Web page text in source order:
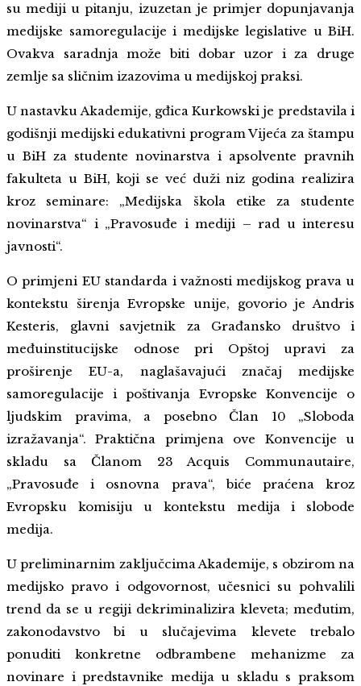
su mediji u pitanju, izuzetan je primjer dopunjavanja
medijske samoregulacije i medijske legislative u BiH.
Ovakva saradnja može biti dobar uzor i za druge
zemlje sa sličnim izazovima u medijskoj praksi.
U nastavku Akademije, gđica Kurkowski je predstavila i
godišnji medijski edukativni program Vijeća za štampu
u BiH za studente novinarstva i apsolvente pravnih
fakulteta u BiH, koji se već duži niz godina realizira
kroz seminare: „Medijska škola etike za studente
novinarstva“ i „Pravosuđe i mediji – rad u interesu
javnosti“.
O primjeni EU standarda i važnosti medijskog prava u
kontekstu širenja Evropske unije, govorio je Andris
Kesteris, glavni savjetnik za Građansko društvo i
međuinstitucijske odnose pri Opštoj upravi za
proširenje EU-a, naglašavajući značaj medijske
samoregulacije i poštivanja Evropske Konvencije o
ljudskim pravima, a posebno Član 10 „Sloboda
izražavanja“. Praktična primjena ove Konvencije u
skladu sa Članom 23 Acquis Communautaire,
„Pravosuđe i osnovna prava“, biće praćena kroz
Evropsku komisiju u kontekstu medija i slobode
medija.
U preliminarnim zaključcima Akademije, s obzirom na
medijsko pravo i odgovornost, učesnici su pohvalili
trend da se u regiji dekriminalizira kleveta; međutim,
zakonodavstvo bi u slučajevima klevete trebalo
ponuditi konkretne odbrambene mehanizme za
novinare i predstavnike medija u skladu s praksom